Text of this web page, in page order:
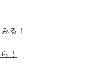
る！
！